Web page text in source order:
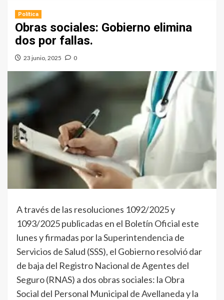
Política
Obras sociales: Gobierno elimina
dos por fallas.
23 junio, 2025 0
A través de las resoluciones 1092/2025 y
1093/2025 publicadas en el Boletín Oficial este
lunes y firmadas por la Superintendencia de
Servicios de Salud (SSS), el Gobierno resolvió dar
de baja del Registro Nacional de Agentes del
Seguro (RNAS) a dos obras sociales: la Obra
Social del Personal Municipal de Avellaneda y la